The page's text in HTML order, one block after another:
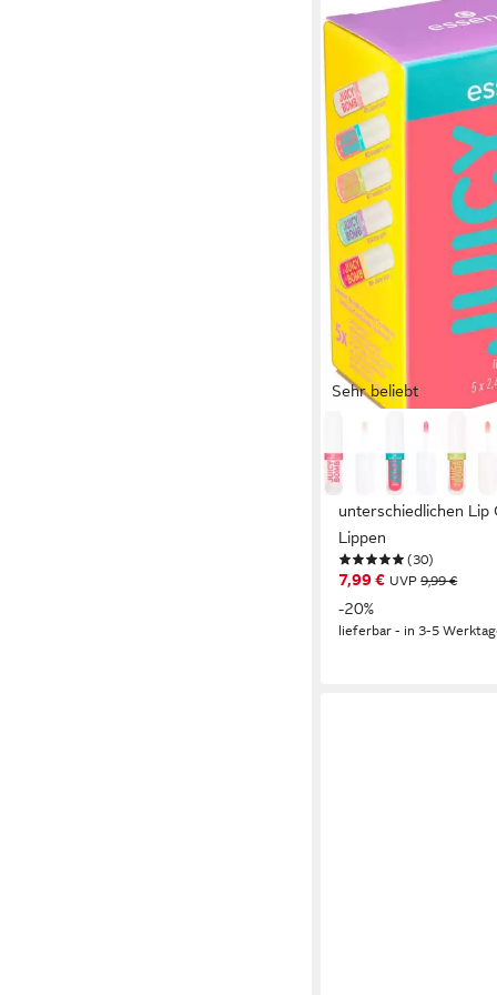
Sehr beliebt
Lippenpflege-Set
OIL SET, 5-tlg., mit 5
unterschiedlichen Lip
Lippen
(30)
7,99 € UVP9,99 €
-20%
lieferbar - in 3-5